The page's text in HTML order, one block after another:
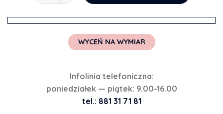
WYCEŃ NA WYMIAR
Infolinia telefoniczna:
poniedziałek — piątek: 9.00-16.00
tel.: 881 31 71 81